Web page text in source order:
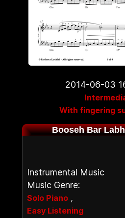
2014-06-03
With fingering
Booseh Bar
Instrumental Music
Music Genre:
Solo Piano ,
Easy Listening